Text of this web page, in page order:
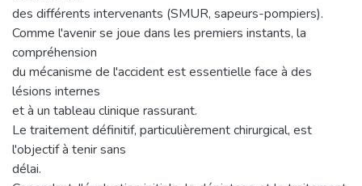
des différents intervenants (SMUR, sapeurs-pompiers).
Comme l'avenir se joue dans les premiers instants, la
compréhension
du mécanisme de l'accident est essentielle face à des
lésions internes
et à un tableau clinique rassurant.
Le traitement définitif, particulièrement chirurgical, est
l'objectif à tenir sans
délai.